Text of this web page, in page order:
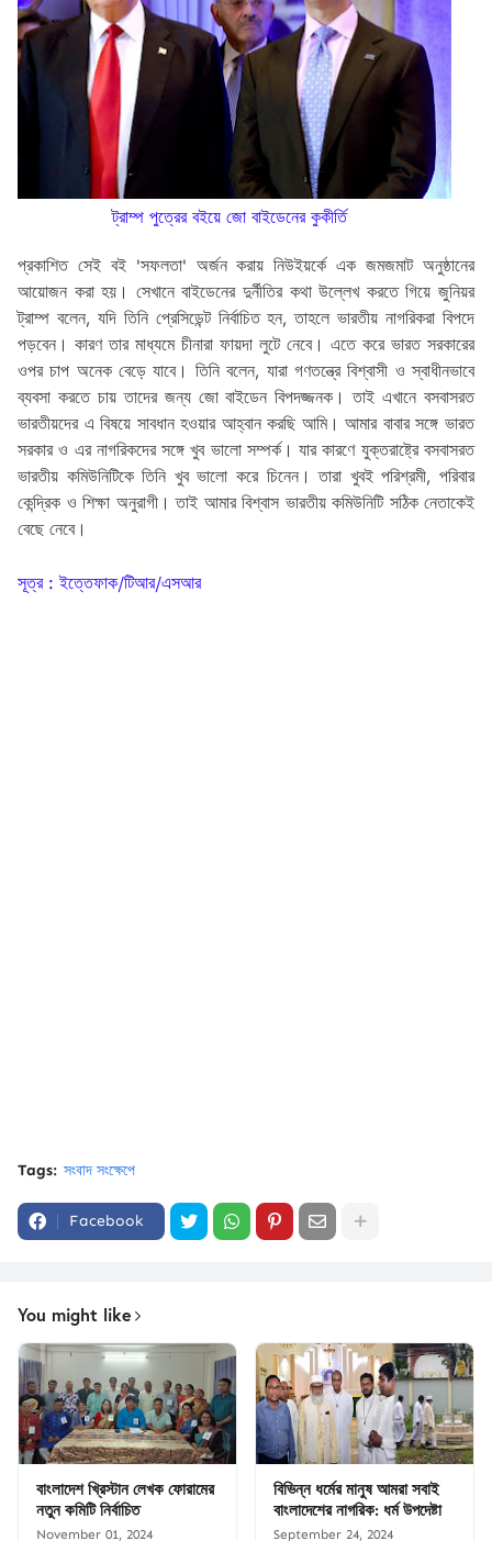
ট্রাম্প পুত্রের বইয়ে জো বাইডেনের কুকীর্তি
প্রকাশিত সেই বই 'সফলতা' অর্জন করায় নিউইয়র্কে এক জমজমাট অনুষ্ঠানের
আয়োজন করা হয়। সেখানে বাইডেনের দুর্নীতির কথা উল্লেখ করতে গিয়ে জুনিয়র
ট্রাম্প বলেন, যদি তিনি প্রেসিডেন্ট নির্বাচিত হন, তাহলে ভারতীয় নাগরিকরা বিপদে
পড়বেন। কারণ তার মাধ্যমে চীনারা ফায়দা লুটে নেবে। এতে করে ভারত সরকারের
ওপর চাপ অনেক বেড়ে যাবে। তিনি বলেন, যারা গণতন্ত্রে বিশ্বাসী ও স্বাধীনভাবে
ব্যবসা করতে চায় তাদের জন্য জো বাইডেন বিপদজ্জনক। তাই এখানে বসবাসরত
ভারতীয়দের এ বিষয়ে সাবধান হওয়ার আহ্বান করছি আমি। আমার বাবার সঙ্গে ভারত
সরকার ও এর নাগরিকদের সঙ্গে খুব ভালো সম্পর্ক। যার কারণে যুক্তরাষ্ট্রে বসবাসরত
ভারতীয় কমিউনিটিকে তিনি খুব ভালো করে চিনেন। তারা খুবই পরিশ্রমী, পরিবার
কেন্দ্রিক ও শিক্ষা অনুরাগী। তাই আমার বিশ্বাস ভারতীয় কমিউনিটি সঠিক নেতাকেই
বেছে নেবে।
সূত্র : ইত্তেফাক/টিআর/এসআর
Tags: সংবাদ সংক্ষেপে
Facebook
You might like
বাংলাদেশ খ্রিস্টান লেখক ফোরামের
নতুন কমিটি নির্বাচিত
November 01, 2024
বিভিন্ন ধর্মের মানুষ আমরা সবাই
বাংলাদেশের নাগরিক: ধর্ম উপদেষ্টা
September 24, 2024